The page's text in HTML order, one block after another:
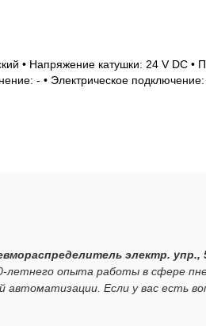
• Напряжение катушки: 24 V DC •
- • Электрическое
электр. упр.,
летнего опыта работы в сфере
автоматизации. Если у вас есть